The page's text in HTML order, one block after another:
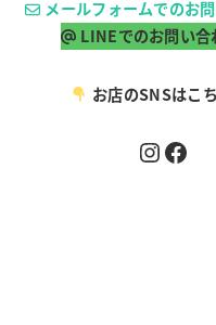
メールフォームでのお
LINEでのお問い合
お店のSNSはこ
InstagramFacebook